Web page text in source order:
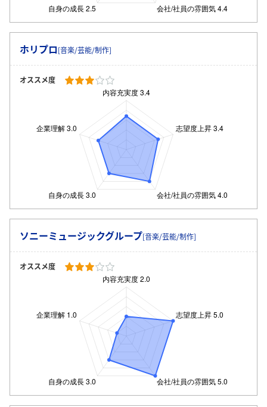
ホリプロ[音楽/芸能/制作]
オススメ度
ソニーミュージックグループ[音楽/芸能/制作]
オススメ度